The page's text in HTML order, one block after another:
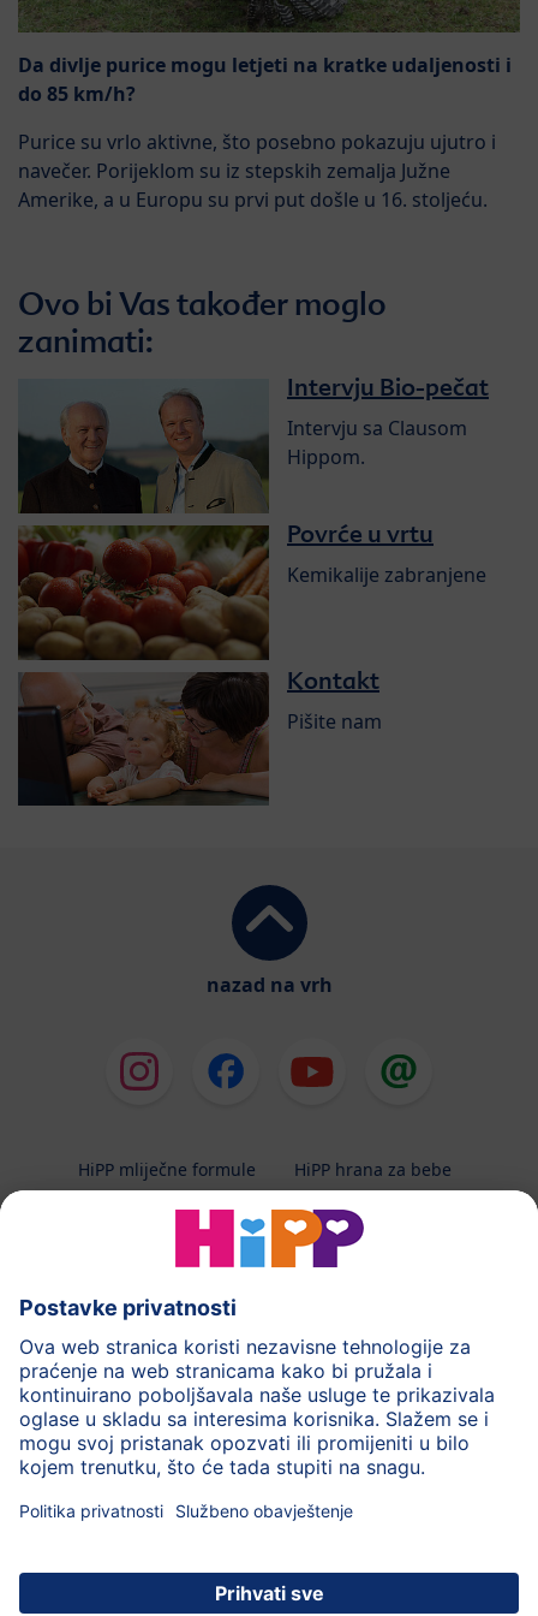
Da divlje purice mogu letjeti na kratke udaljenosti i
do 85 km/h?
Purice su vrlo aktivne, što posebno pokazuju ujutro i
navečer. Porijeklom su iz stepskih zemalja Južne
Amerike, a u Europu su prvi put došle u 16. stoljeću.
Ovo bi Vas također moglo
zanimati:
Intervju Bio-pečat
Intervju sa Clausom
Hippom.
Povrće u vrtu
Kemikalije zabranjene
Kontakt
Pišite nam
nazad na vrh
HiPP mliječne formule
HiPP hrana za bebe
HiPP njega
HiPP trudnoća
Terapeutska dijeta
Zaštita podataka i upute za korištenj
Uvjeti korištenja
Impressum
Kontakt
O HiPP-u